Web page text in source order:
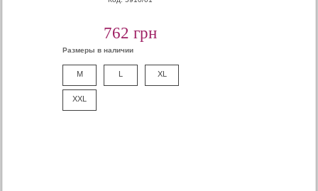
762 грн
Размеры в наличии
M L XL
XXL